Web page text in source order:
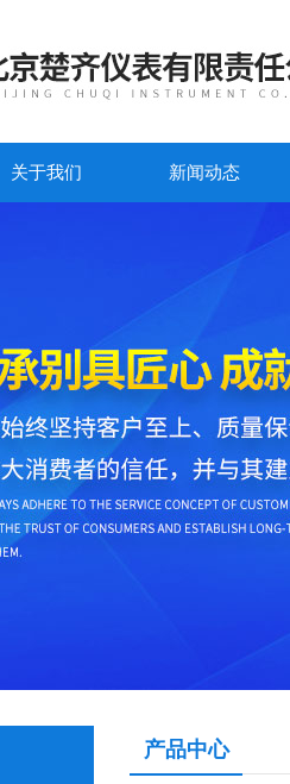
关于我们 新闻动态
产品中心